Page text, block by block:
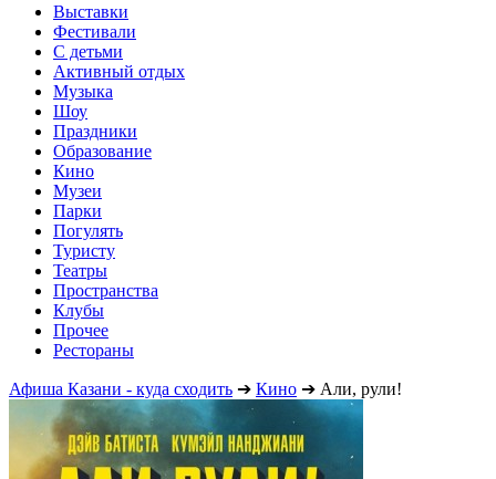
Выставки
Фестивали
С детьми
Активный отдых
Музыка
Шоу
Праздники
Образование
Кино
Музеи
Парки
Погулять
Туристу
Театры
Пространства
Клубы
Прочее
Рестораны
Афиша Казани - куда сходить ➔ Кино ➔ Али, рули!